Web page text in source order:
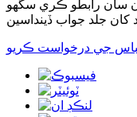
سان رابطو ڪري سگهو
جي درخواست ڪريو